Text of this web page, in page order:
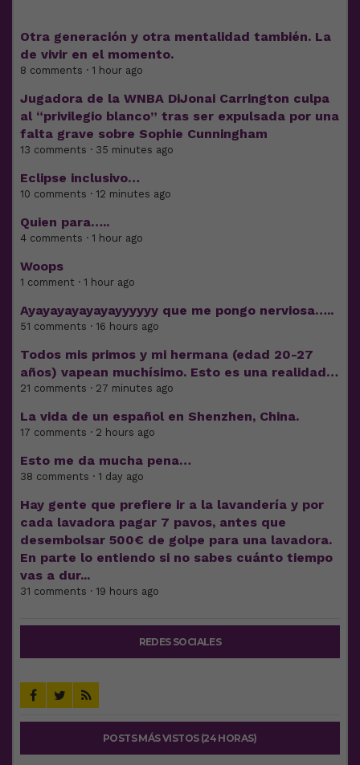
Otra generación y otra mentalidad también. La
de vivir en el momento.
8 comments · 1 hour ago
Jugadora de la WNBA DiJonai Carrington culpa
al “privilegio blanco” tras ser expulsada por una
falta grave sobre Sophie Cunningham
13 comments · 35 minutes ago
Eclipse inclusivo…
10 comments · 12 minutes ago
Quien para…..
4 comments · 1 hour ago
Woops
1 comment · 1 hour ago
Ayayayayayayayyyyyy que me pongo nerviosa…..
51 comments · 16 hours ago
Todos mis primos y mi hermana (edad 20-27
años) vapean muchísimo. Esto es una realidad…
21 comments · 27 minutes ago
La vida de un español en Shenzhen, China.
17 comments · 2 hours ago
Esto me da mucha pena…
38 comments · 1 day ago
Hay gente que prefiere ir a la lavandería y por
cada lavadora pagar 7 pavos, antes que
desembolsar 500€ de golpe para una lavadora.
En parte lo entiendo si no sabes cuánto tiempo
vas a dur...
31 comments · 19 hours ago
REDES SOCIALES
POSTS MÁS VISTOS (24 HORAS)